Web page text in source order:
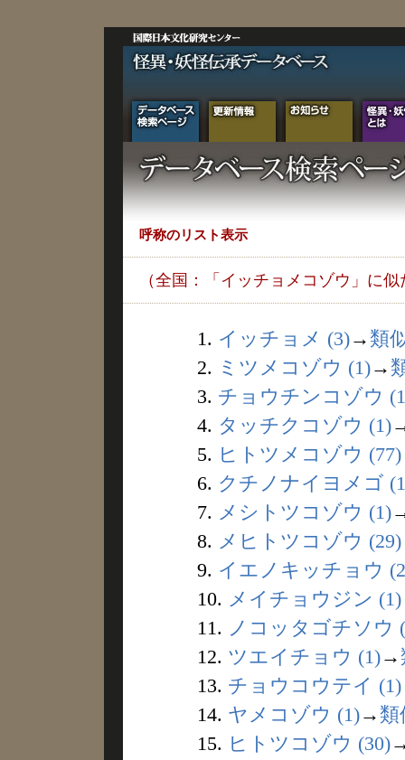
呼称のリスト表示
（全国：「イッチョメコゾウ」に
1. イッチョメ (3)→ 類
2. ミツメコゾウ (1)→
3. チョウチンコゾウ
4. タッチクコゾウ (1)
5. ヒトツメコゾウ (77)
6. クチノナイヨメゴ
7. メシトツコゾウ (1)
8. メヒトツコゾウ (29)
9. イエノキッチョウ
10. メイチョウジン (1)
11. ノコッタゴチソウ
12. ツエイチョウ (1)→
13. チョウコウテイ (1)
14. ヤメコゾウ (1)→ 類
15. ヒトツコゾウ (30)